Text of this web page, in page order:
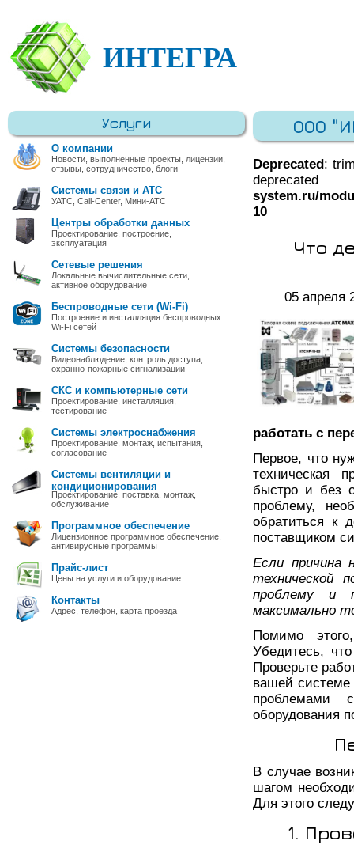
ИНТЕГРА
Услуги
О компании
Новости, выполненные проекты, лицензии,
отзывы, сотрудничество, блоги
Системы связи и АТС
УАТС, Call-Center, Мини-АТС
Центры обработки данных
Проектирование, построение,
эксплуатация
Сетевые решения
Локальные вычислительные сети,
активное оборудование
Беспроводные сети (Wi-Fi)
Построение и инсталляция беспроводных
Wi-Fi сетей
Системы безопасности
Видеонаблюдение, контроль доступа,
охранно-пожарные сигнализации
СКС и компьютерные сети
Проектирование, инсталляция,
тестирование
Системы электроснабжения
Проектирование, монтаж, испытания,
согласование
Системы вентиляции и
кондиционирования
Проектирование, поставка, монтаж,
обслуживание
Программное обеспечение
Лицензионное программное обеспечение,
антивирусные программы
Прайс-лист
Цены на услуги и оборудование
Контакты
Адрес, телефон, карта проезда
ООО
Deprecated:
system.ru/
10
Что
05 апреля
работать с
Первое, что
техническая
быстро и без
проблему,
обратиться к
поставщиком
Если причина
технической
проблему и
максимально
Помимо
Убедитесь,
Проверьте
вашей системе
проблемами с
оборудования
В случае
шагом
Для этого
1.